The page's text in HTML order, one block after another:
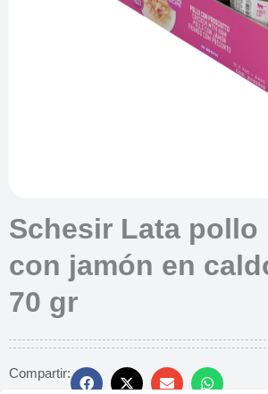
Schesir Lata pollo
con jamón en
70 gr
Compartir: